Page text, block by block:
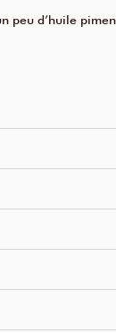
peu d’huile